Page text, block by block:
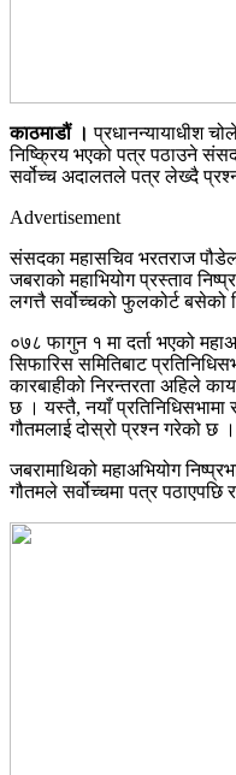
काठमाडौं । प्रधानन्यायाधीश
निष्क्रिय भएको पत्र पठाउने
सर्वोच्च अदालतले पत्र लेख्दै
Advertisement
संसदका महासचिव भरतराज
जबराको महाभियोग प्रस्ताव
लगत्तै सर्वोच्चको फुलकोर्ट बसेको
०७८ फागुन १ मा दर्ता भएको
सिफारिस समितिबाट
कारबाहीको निरन्तरता अहिले
छ । यस्तै, नयाँ प्रतिनिधिसभामा
गौतमलाई दोस्रो प्रश्न गरेको छ ।
जबरामाथिको महाअभियोग
गौतमले सर्वोच्चमा पत्र पठाएपछि